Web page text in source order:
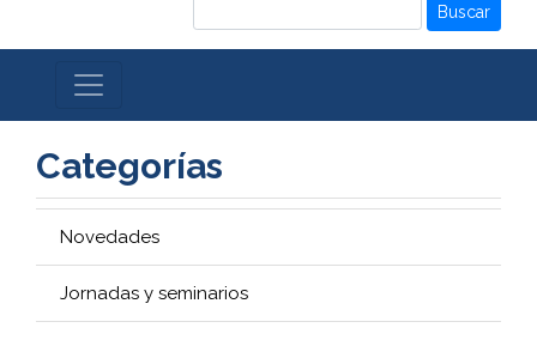
Buscar
Categorías
Novedades
Jornadas y seminarios